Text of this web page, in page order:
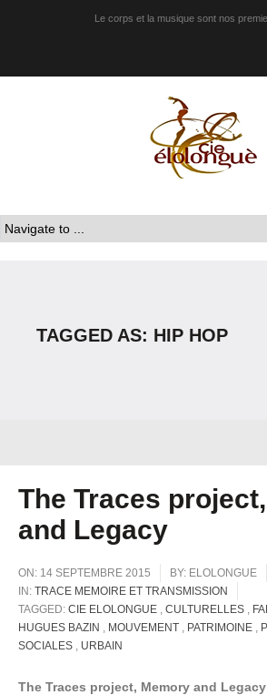
Le corps et la musique sont nos
TAGGED AS: HIP HOP
The Traces
and Legacy
ON: 14 SEPTEMBRE 2015 BY: ELOLONGUE
IN: TRACE MEMOIRE ET TRANSMISSION
TAGGED: CIE ELOLONGUE , CULTURELLES ,
HUGUES BAZIN , MOUVEMENT , PATRIMOINE ,
SOCIALES , URBAIN
The Traces project, Memory and Legacy